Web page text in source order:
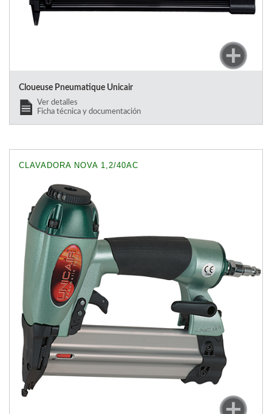
Cloueuse Pneumatique Unicair
Ver detalles
Ficha técnica y documentación
CLAVADORA NOVA 1,2/40AC